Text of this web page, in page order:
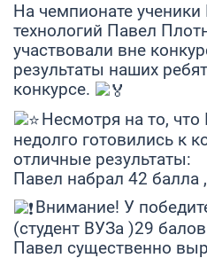
На чемпионате
технологий Павел
участвовали вне
результаты наших
конкурсе.
Несмотря на то,
недолго готовились к
отличные результаты:
Павел набрал 42 балла
Внимание! У
(студент ВУЗа )29
Павел существенно